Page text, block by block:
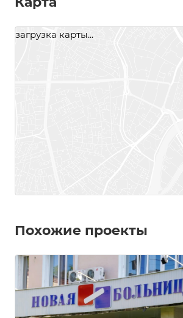
загрузка карты...
Похожие проекты